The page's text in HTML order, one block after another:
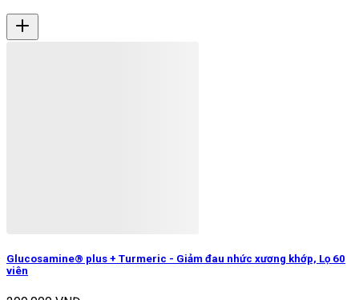
Glucosamine® plus + Turmeric - Giảm đau nhức xương khớp, Lọ 60
viên